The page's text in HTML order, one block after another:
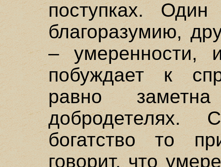
поступках.
благоразумию,
– умеренности,
побуждает к
равно
добродетелях.
богатство то
говорит, что